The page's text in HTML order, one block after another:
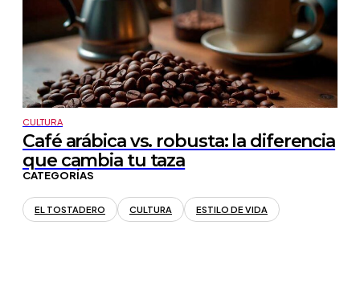
CULTURA
Café arábica vs. robusta: la diferencia
que cambia tu taza
CATEGORÍAS
EL TOSTADERO CULTURA ESTILO DE VIDA